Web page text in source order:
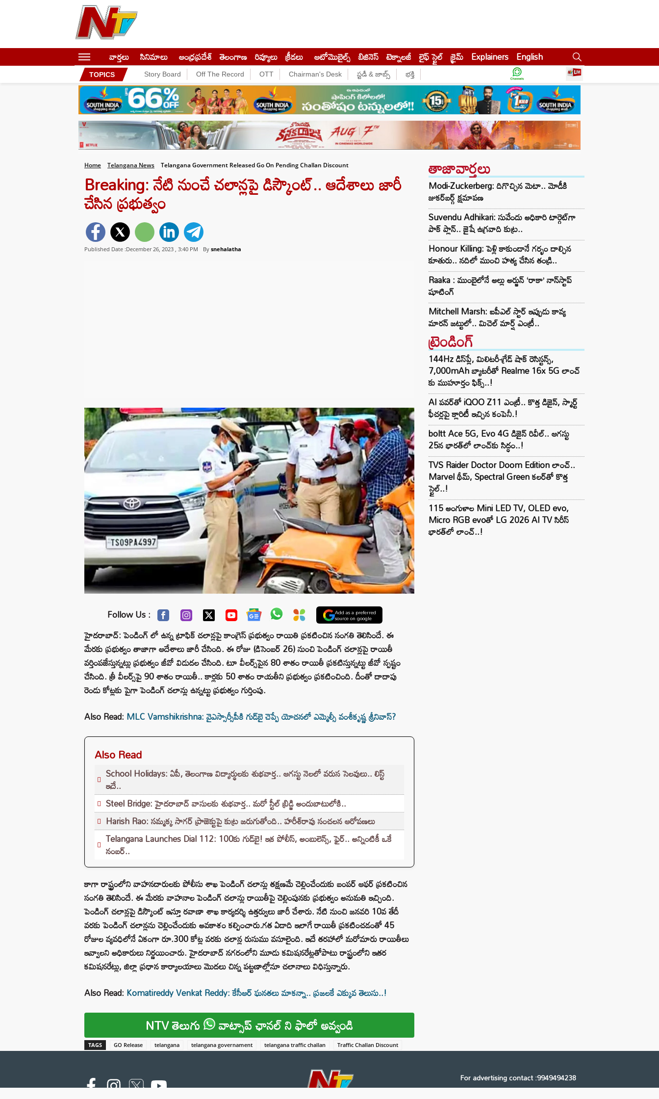
వార్తలు సినిమాలు ఆంధ్రప్రదేశ్ తెలంగాణ రివ్యూలు క్రీడలు ఆటోమొబైల్స్ బిజినెస్‌ టెక్నాలజీ లైఫ్ స్టైల్ క్రైమ్ Explainers English
TOPICS Story Board Off The Record OTT Chairman's Desk స్టడీ & జాబ్స్ భక్తి
Home Telangana News Telangana Government Released Go On Pending Challan Discount
Breaking: నేటి నుంచే చలాన్లపై డిస్కౌంట్.. ఆదేశాలు జారీ
చేసిన ప్రభుత్వం
Published Date :December 26, 2023 , 3:40 PM By snehalatha
Follow Us : Add as a preferred
source on google
హైదరాబాద్: పెండింగ్ లో ఉన్న ట్రాఫిక్ చలాన్లపై కాంగ్రెస్ ప్రభుత్వం రాయితి ప్రకటించిన సంగతి తెలిసిందే. ఈ
మేరకు ప్రభుత్వం తాజాగా ఆదేశాలు జారీ చేసింది. ఈ రోజు (డిసెంబర్ 26) నుంచి పెండింగ్ చలాన్లపై రాయితీ
వర్తింపజేస్తున్నట్లు ప్రభుత్వం జీవో విడుదల చేసింది. టూ వీలర్స్‌పైన 80 శాతం రాయితీ ప్రకటిస్తున్నట్టు జీవో స్పష్టం
చేసింది. త్రీ వీలర్స్‌పై 90 శాతం రాయితీ.. కార్లకు 50 శాతం రాయతీని ప్రభుత్వం ప్రకటించింది. దీంతో దాదాపు
రెండు కోట్లకు పైగా పెండింగ్ చలాన్లు ఉన్నట్టు ప్రభుత్వం గుర్తింపు.
Also Read: MLC Vamshikrishna: వైఎస్సార్సీపీకి గుడ్‌బై చెప్పే యోచనలో ఎమ్మెల్సీ వంశీకృష్ణ శ్రీనివాస్?
Also Read
School Holidays: ఏపీ, తెలంగాణ విద్యార్థులకు శుభవార్త.. ఆగస్టు నెలలో వరుస సెలవులు.. లిస్ట్
ఇదే..
Steel Bridge: హైదరాబాద్ వాసులకు శుభవార్త.. మరో స్టీల్ బ్రిడ్జి అందుబాటులోకి..
Harish Rao: సమ్మక్క సాగర్ ప్రాజెక్టుపై కుట్ర జరుగుతోంది.. హరీశ్‌రావు సంచలన ఆరోపణలు
Telangana Launches Dial 112: 100కు గుడ్‌బై! ఇక పోలీస్, అంబులెన్స్, ఫైర్.. అన్నింటికీ ఒకే
నంబర్..
కాగా రాష్ట్రంలోని వాహనదారులకు పోలీసు శాఖ పెండింగ్‌ చలాన్లు తక్షణమే చెల్లించేందుకు బంపర్‌ ఆఫర్‌ ప్రకటించిన
సంగ‌తి తెలిసిందే. ఈ మేర‌కు వాహ‌నాల పెండింగ్ చ‌లాన్లు రాయితీపై చెల్లింపున‌కు ప్ర‌భుత్వం అనుమ‌తి ఇచ్చింది.
పెండింగ్ చ‌లాన్ల‌పై డిస్కౌంట్ ఇస్తూ ర‌వాణా శాఖ కార్య‌ద‌ర్శి ఉత్త‌ర్వులు జారీ చేశారు. నేటి నుంచి జ‌న‌వ‌రి 10వ తేదీ
వ‌ర‌కు పెండింగ్ చ‌లాన్ల‌ను చెల్లించేందుకు అవ‌కాశం క‌ల్పించారు.గత ఏడాది ఇలాగే రాయితీ ప్రకటించడంతో 45
రోజుల వ్యవధిలోనే ఏకంగా రూ.300 కోట్ల వరకు చలాన్ల రుసుము వసూలైంది. ఇదే తరహాలో మరోమారు రాయితీలు
ఇవ్వాలని అధికారులు నిర్ణయించారు. హైదరాబాద్‌ నగరంలోని మూడు కమిషనరేట్లతోపాటు రాష్ట్రంలోని ఇతర
కమిషనరేట్లు, జిల్లా ప్రధాన కార్యాలయాలు మొదలు చిన్న పట్టణాల్లోనూ చలానాలు విధిస్తున్నారు.
Also Read: Komatireddy Venkat Reddy: కేసీఆర్ ఘనతలు మాకన్నా.. ప్రజలకే ఎక్కువ తెలుసు..!
NTV తెలుగు వాట్సాప్ ఛానల్ ని ఫాలో అవ్వండి
TAGS GO Release telangana telangana governament telangana traffic challan Traffic Challan Discount
తాజావార్తలు
Modi-Zuckerberg: దిగొచ్చిన మెటా.. మోడీకి
జుకర్‌బర్గ్ క్షమాపణ
Suvendu Adhikari: సువేందు అధికారి టార్గెట్‌గా
పాక్ ప్లాన్.. జైషే ఉగ్రవాది కుట్ర..
Honour Killing: పెళ్లి కాకుండానే గర్భం దాల్చిన
కూతురు.. నదిలో ముంచి హత్య చేసిన తండ్రి..
Raaka : ముంబైలోనే అల్లు అర్జున్ ‘రాకా’ నాన్‌స్టాప్
షూటింగ్
Mitchell Marsh: ఐపీఎల్ స్టార్ ఇప్పుడు కావ్య
మారన్ జట్టులో.. మిచెల్ మార్ష్ ఎంట్రీ..
ట్రెండింగ్‌
144Hz డిస్‌ప్లే, మిలిటరీ-గ్రేడ్ షాక్ రెసిస్టన్స్,
7,000mAh బ్యాటరీతో Realme 16x 5G లాంచ్
కు ముహూర్తం ఫిక్స్..!
AI పవర్‌తో iQOO Z11 ఎంట్రీ.. కొత్త డిజైన్, స్మార్ట్
ఫీచర్లపై క్లారిటీ ఇచ్చిన కంపెనీ.!
boltt Ace 5G, Evo 4G డిజైన్ రివీల్.. ఆగస్టు
25న భారత్‌లో లాంచ్‌కు సిద్ధం..!
TVS Raider Doctor Doom Edition లాంచ్..
Marvel థీమ్, Spectral Green కలర్‌తో కొత్త
స్టైల్..!
115 అంగుళాల Mini LED TV, OLED evo,
Micro RGB evoతో LG 2026 AI TV సిరీస్
భారత్‌లో లాంచ్..!
For advertising contact :9949494238
Email: digital@ntvnetwork.com